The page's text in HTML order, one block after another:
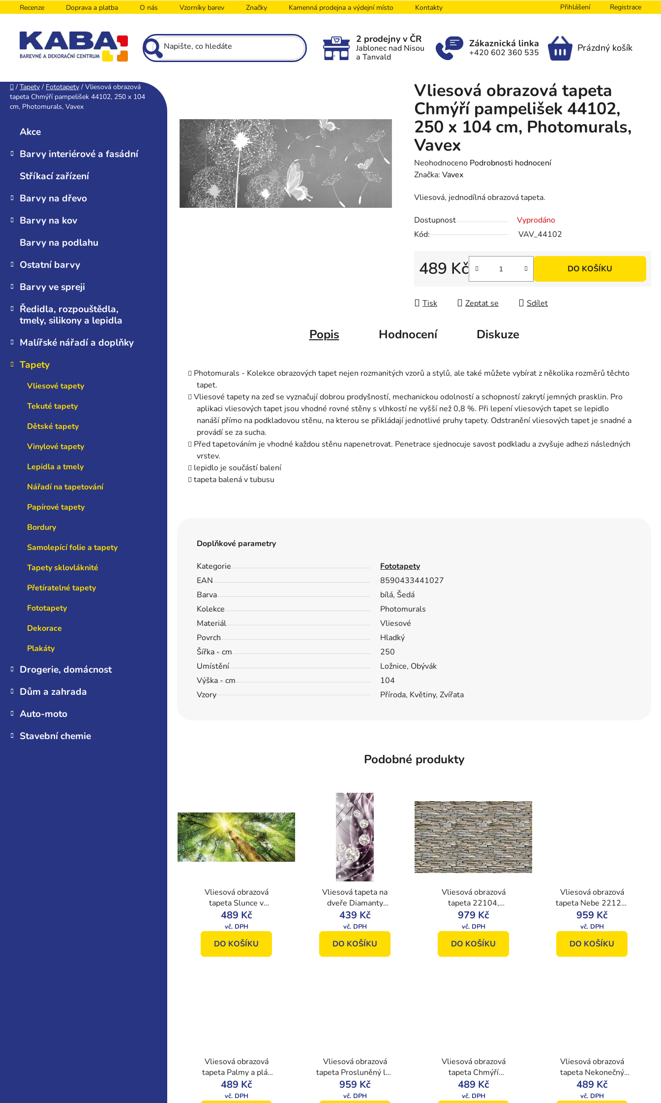
na
Recenze Doprava a platba O nás Vzorníky barev Značky Kamenná prodejna a výdejní místo Kontakty Přihlášení Registrace
NÁKUPNÍ
KOŠÍK
Prázdný košík
Zákaznická linka
+420 602 360 535
2 prodejny v ČR
Jablonec nad Nisou
a Tanvald
Domů
/ Tapety / Fototapety / Vliesová obrazová
tapeta Chmýří pampelišek 44102, 250 x 104
cm, Photomurals, Vavex
kategorieAkce
Barvy interiérové a fasádní
Stříkací zařízení
Barvy na dřevo
Barvy na kov
Barvy na podlahu
Ostatní barvy
Barvy ve spreji
Ředidla, rozpouštědla,
tmely, silikony a lepidla
Malířské nářadí a doplňky
Tapety
Vliesové tapety
Tekuté tapety
Dětské tapety
Vinylové tapety
Lepidla a tmely
Nářadí na tapetování
Papírové tapety
Bordury
Samolepící folie a tapety
Tapety sklovláknité
Přetíratelné tapety
Fototapety
Dekorace
Plakáty
Drogerie, domácnost
Dům a zahrada
Auto-moto
Stavební chemie
Vliesová obrazová tapeta
Chmýří pampelišek 44102,
250 x 104 cm, Photomurals,
Vavex
Průměrné
hodnocení
je
z
5
Neohodnoceno Podrobnosti hodnocení
Značka: Vavex
Vliesová, jednodílná obrazová tapeta.
Dostupnost
Vyprodáno
Kód:
VAV_44102
489 Kč DO KOŠÍKU
Tisk Zeptat se Sdílet
Popis Hodnocení Diskuze
Photomurals - Kolekce obrazových tapet nejen rozmanitých vzorů a stylů, ale také můžete vybírat z několika rozměrů těchto
tapet.
Vliesové tapety na zeď se vyznačují dobrou prodyšností, mechanickou odolností a schopností zakrytí jemných prasklin. Pro
aplikaci vliesových tapet jsou vhodné rovné stěny s vlhkostí ne vyšší než 0,8 %. Při lepení vliesových tapet se lepidlo
nanáší přímo na podkladovou stěnu, na kterou se přikládají jednotlivé pruhy tapety. Odstranění vliesových tapet je snadné a
provádí se za sucha.
Před tapetováním je vhodné každou stěnu napenetrovat. Penetrace sjednocuje savost podkladu a zvyšuje adhezi následných
vrstev.
lepidlo je součástí balení
tapeta balená v tubusu
Doplňkové parametry
Kategorie
Fototapety
EAN
8590433441027
Barva
bílá, Šedá
Kolekce
Photomurals
Materiál
Vliesové
Povrch
Hladký
Šířka - cm
250
Umístění
Ložnice, Obývák
Výška - cm
104
Vzory
Příroda, Květiny, Zvířata
Podobné produkty
Vliesová obrazová
tapeta Slunce v
korunách stromů
44111, 250 x 104
Vavex
489 Kč
DO KOŠÍKU
Vliesová tapeta na
dveře Diamanty
33105, 91 x 211 cm,
Photomurals, Vavex
439 Kč
DO KOŠÍKU
Vliesová obrazová
tapeta 22104,
Kámen, 416 x 254
cm, Photomurals,
979 Kč
DO KOŠÍKU
Vliesová obrazová
tapeta Nebe 22126,
368 x 280 cm,
Photomurals, Vavex
959 Kč
DO KOŠÍKU
Vliesová obrazová
tapeta Palmy a pláž
44108, 250 x 104
cm, Photomurals,
489 Kč
Vliesová obrazová
tapeta Prosluněný les
22114, 368 x 280
cm, Photomurals,
959 Kč
Vliesová obrazová
tapeta Chmýří
pampelišky 44106,
250 x 104 cm,
489 Kč
Vliesová obrazová
tapeta Nekonečný
prostor 44104, 250 x
104 cm,
489 Kč